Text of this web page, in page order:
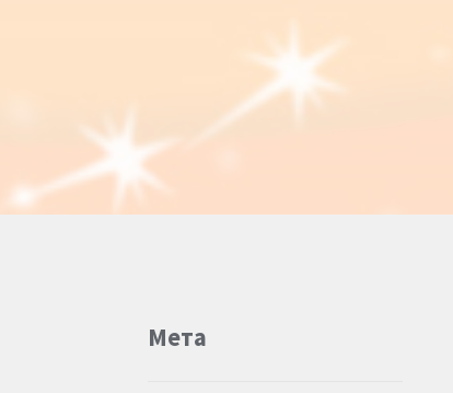
Мета